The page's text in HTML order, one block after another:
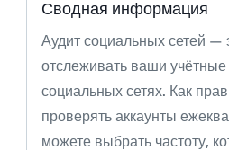
Сводная информация
Аудит социальных сетей —
отслеживать ваши учётные
социальных сетях. Как
проверять аккаунты
можете выбрать частоту,